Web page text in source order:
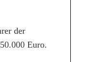
der
Euro.